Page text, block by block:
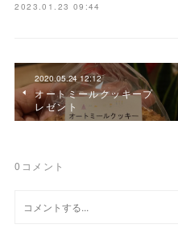
2023.01.23 09:44
2020.05.24 12:12
オートミールクッキープ
レゼント
0 コメント